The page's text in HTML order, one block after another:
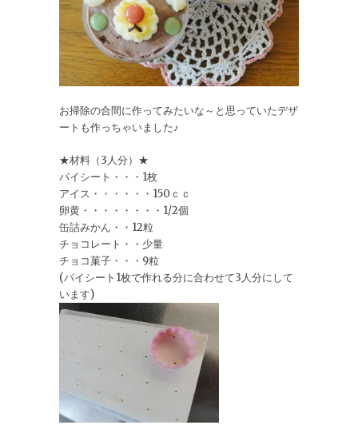
お掃除の合間に作ってみたいな～と思っていたデザ
ートも作っちゃいました♪
★材料（3人分）★
パイシート・・・1枚
アイス・・・・・・150ｃｃ
卵黄・・・・・・・・1/2個
缶詰みかん・・12粒
チョコレート・・少量
チョコ菓子・・・9粒
(パイシート1枚で作れる分に合わせて3人分にして
います)